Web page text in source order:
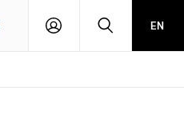
PŘIHLÁSIT HLEDATEN